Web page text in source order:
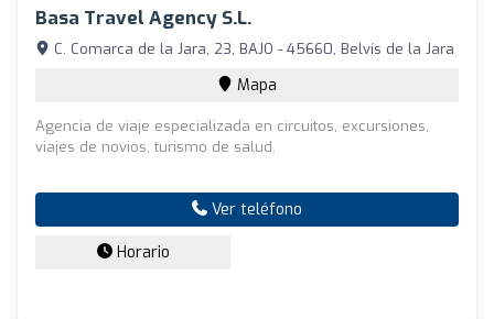
Basa Travel Agency S.L.
C. Comarca de la Jara, 23, BAJO - 45660, Belvís de la Jara
Mapa
Agencia de viaje especializada en circuitos, excursiones,
viajes de novios, turismo de salud.
Ver teléfono
Horario